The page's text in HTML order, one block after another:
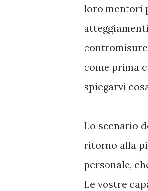
loro mentori
come prima
spiegarvi
Lo scenario
ritorno alla
personale,
Le vostre